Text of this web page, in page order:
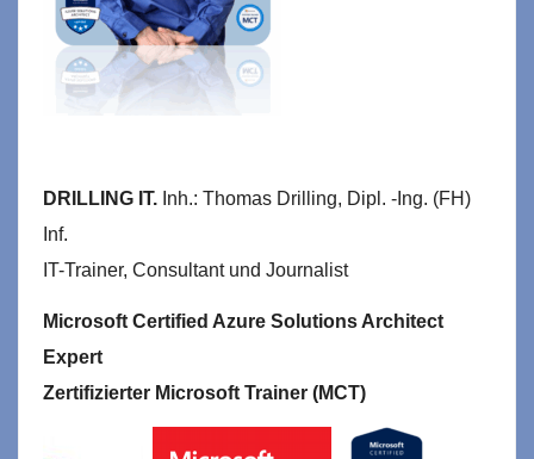
DRILLING IT. Inh.: Thomas Drilling, Dipl. -Ing. (FH)
Inf.
IT-Trainer, Consultant und Journalist
Microsoft Certified Azure Solutions Architect
Expert
Zertifizierter Microsoft Trainer (MCT)